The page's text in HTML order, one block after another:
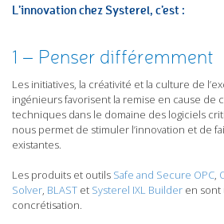
L’innovation chez Systerel, c’est :
1 – Penser différemment
Les initiatives, la créativité et la culture de
ingénieurs favorisent la remise en cause de
techniques dans le domaine des logiciels
nous permet de stimuler l’innovation et de
existantes.
Les produits et outils Safe and Secure OPC,
Solver, BLAST et Systerel IXL Builder en
concrétisation.